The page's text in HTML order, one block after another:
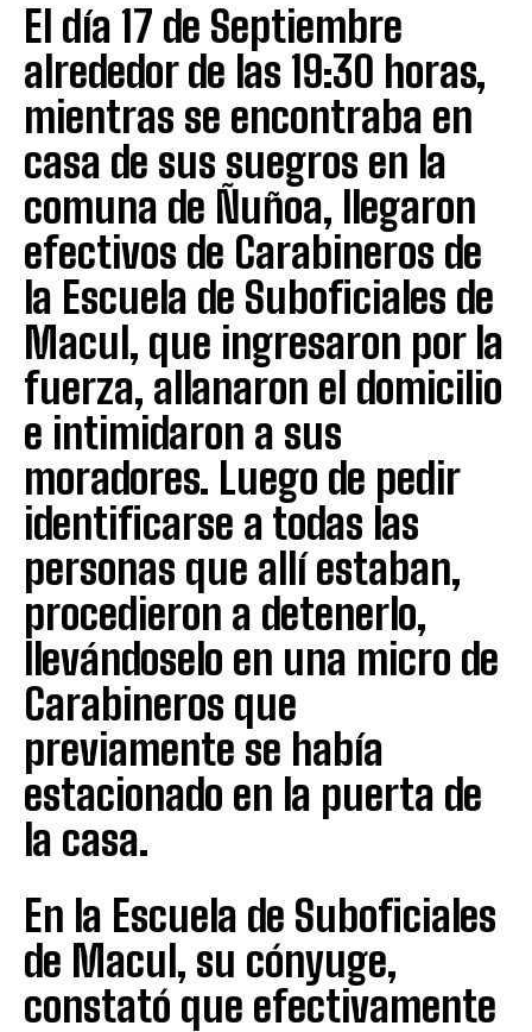
El día 17 de Septiembre
alrededor de las 19:30 horas,
mientras se encontraba en
casa de sus suegros en la
comuna de Ñuñoa, llegaron
efectivos de Carabineros de
la Escuela de Suboficiales de
Macul, que ingresaron por la
fuerza, allanaron el domicilio
e intimidaron a sus
moradores. Luego de pedir
identificarse a todas las
personas que allí estaban,
procedieron a detenerlo,
llevándoselo en una micro de
Carabineros que
previamente se había
estacionado en la puerta de
la casa.
En la Escuela de Suboficiales
de Macul, su cónyuge,
constató que efectivamente